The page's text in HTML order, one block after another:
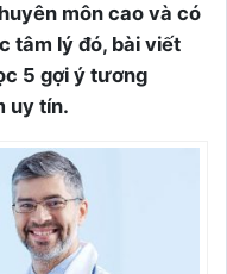
môn cao và có
tâm lý đó, bài viết
5 gợi ý tương
uy tín.